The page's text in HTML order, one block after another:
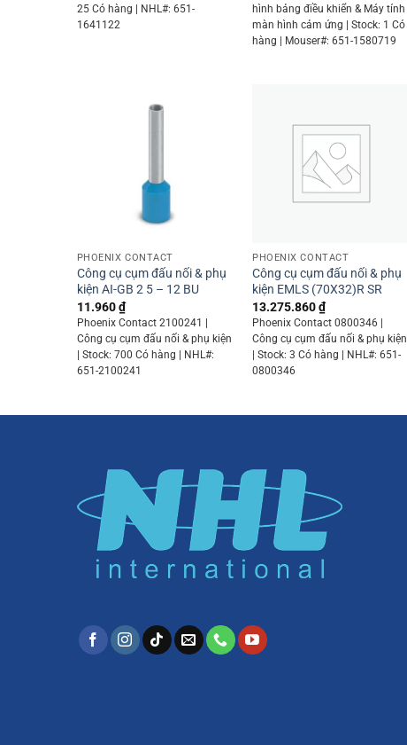
25 Có hàng | NHL#: 651-
1641122
hình bảng điều khiển & Máy tính
màn hình cảm ứng | Stock: 1 Có
hàng | Mouser#: 651-1580719
PHOENIX CONTACT
Công cụ cụm đấu nối & phụ
kiện AI-GB 2 5 – 12 BU
11.960₫
Phoenix Contact 2100241 |
Công cụ cụm đấu nối & phụ kiện
| Stock: 700 Có hàng | NHL#:
651-2100241
PHOENIX CONTACT
Công cụ cụm đấu nối & phụ
kiện EMLS (70X32)R SR
13.275.860₫
Phoenix Contact 0800346 |
Công cụ cụm đấu nối & phụ kiện
| Stock: 3 Có hàng | NHL#: 651-
0800346